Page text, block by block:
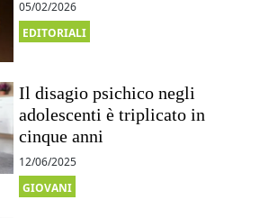
05/02/2026
EDITORIALI
Il disagio psichico negli
adolescenti è triplicato in
cinque anni
12/06/2025
GIOVANI